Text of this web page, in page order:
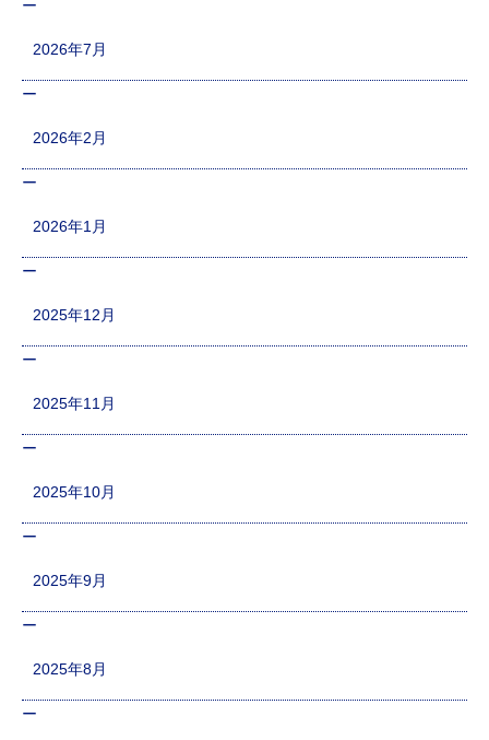
2026年7月
2026年2月
2026年1月
2025年12月
2025年11月
2025年10月
2025年9月
2025年8月